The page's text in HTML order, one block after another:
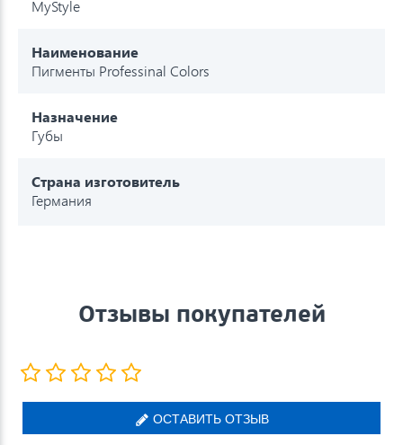
MyStyle
Наименование
Пигменты Professinal Colors
Назначение
Губы
Страна изготовитель
Германия
Отзывы покупателей
ОСТАВИТЬ ОТЗЫВ